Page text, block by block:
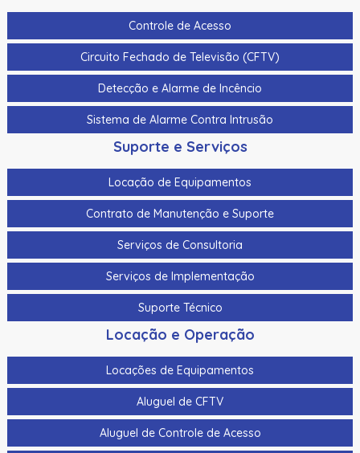
Controle de Acesso
Circuito Fechado de Televisão (CFTV)
Detecção e Alarme de Incêncio
Sistema de Alarme Contra Intrusão
Suporte e Serviços
Locação de Equipamentos
Contrato de Manutenção e Suporte
Serviços de Consultoria
Serviços de Implementação
Suporte Técnico
Locação e Operação
Locações de Equipamentos
Aluguel de CFTV
Aluguel de Controle de Acesso